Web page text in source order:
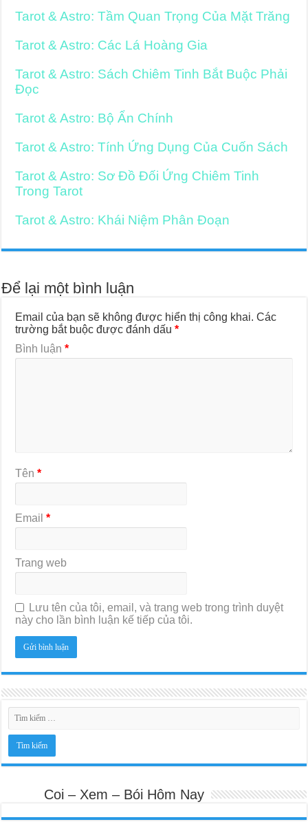
Tarot & Astro: Tầm Quan Trọng Của Mặt Trăng
Tarot & Astro: Các Lá Hoàng Gia
Tarot & Astro: Sách Chiêm Tinh Bắt Buộc Phải
Đọc
Tarot & Astro: Bộ Ẩn Chính
Tarot & Astro: Tính Ứng Dụng Của Cuốn Sách
Tarot & Astro: Sơ Đồ Đối Ứng Chiêm Tinh
Trong Tarot
Tarot & Astro: Khái Niệm Phân Đoạn
Để lại một bình luận
Email của bạn sẽ không được hiển thị công khai. Các
trường bắt buộc được đánh dấu*
Bình luận*
Tên*
Email*
Trang web
Lưu tên của tôi, email, và trang web trong trình duyệt
này cho lần bình luận kế tiếp của tôi.
Coi – Xem – Bói Hôm Nay